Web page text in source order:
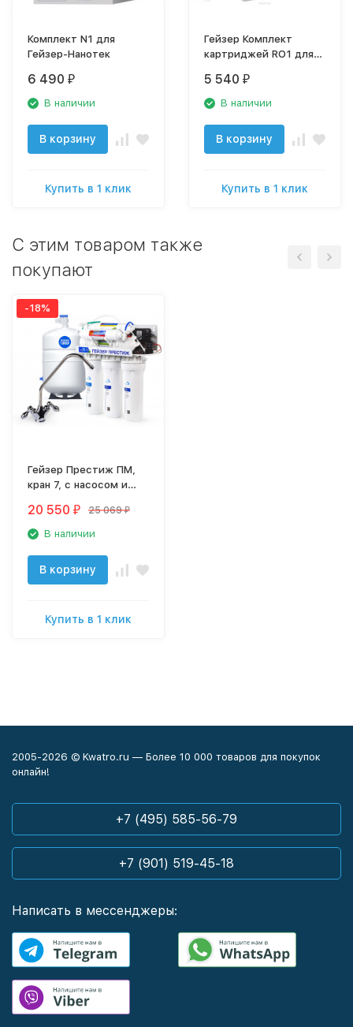
Комплект N1 для
Гейзер-Нанотек
6 490 ₽
В наличии
В корзину
Купить в 1 клик
Гейзер Комплект
картриджей RO1 для
шт., 10 Slim Line
5 540 ₽
В наличии
В корзину
Купить в 1 клик
C этим товаром также
покупают
-18%
Гейзер Престиж ПМ,
кран 7, с насосом и
фильтр для воды
20 550 ₽ 25 069 ₽
В наличии
В корзину
Купить в 1 клик
2005-2026 © Kwatro.ru — Более 10 000 товаров для покупок
онлайн!
+7 (495) 585-56-79
+7 (901) 519-45-18
Написать в мессенджеры: